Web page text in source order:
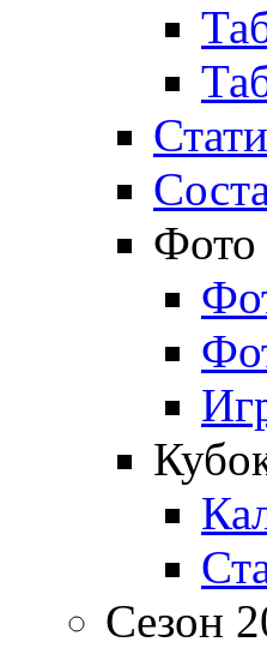
Фото
Сезон